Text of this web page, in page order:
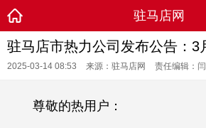
驻马店网
驻马店市热力公司发布公告：3
2025-03-14 08:53 来源：驻马店网 责任编辑：
尊敬的热用户：